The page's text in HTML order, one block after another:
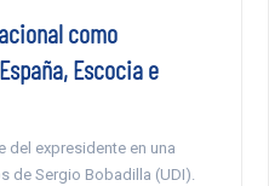
como
Escocia e
del expresidente en una
de Sergio Bobadilla (UDI).